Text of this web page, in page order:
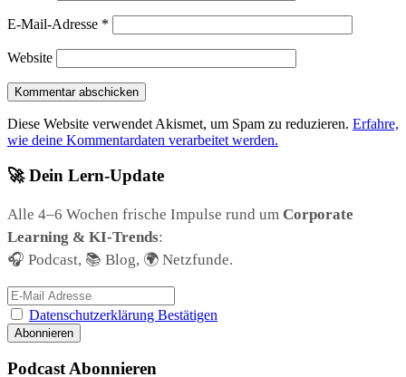
E-Mail-Adresse *
Website
Diese Website verwendet Akismet, um Spam zu reduzieren. Erfahre,
wie deine Kommentardaten verarbeitet werden.
🚀 Dein Lern-Update
Alle 4–6 Wochen frische Impulse rund um Corporate
Learning & KI-Trends:
🎧 Podcast, 📚 Blog, 🌍 Netzfunde.
Datenschutzerklärung Bestätigen
Podcast Abonnieren